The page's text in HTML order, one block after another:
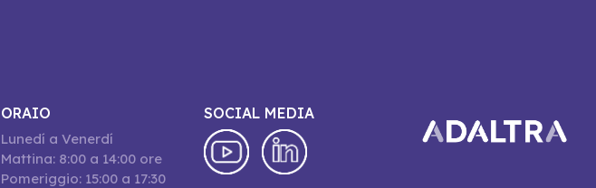
ORAIO
Lunedí a Venerdí
Mattina: 8:00 a 14:00 ore
Pomeriggio: 15:00 a 17:30
SOCIAL MEDIA